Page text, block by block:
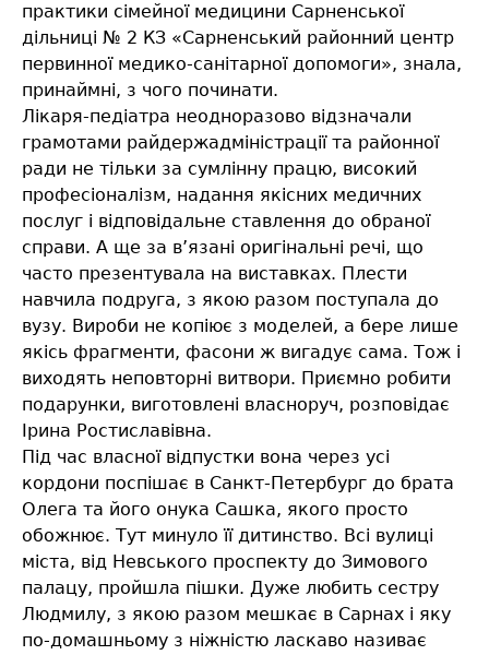
практики сімейної медицини Сарненської
дільниці № 2 КЗ «Сарненський районний центр
первинної медико-санітарної допомоги», знала,
принаймні, з чого починати.
Лікаря-педіатра неодноразово відзначали
грамотами райдержадміністрації та районної
ради не тільки за сумлінну працю, високий
професіоналізм, надання якісних медичних
послуг і відповідальне ставлення до обраної
справи. А ще за в’язані оригінальні речі, що
часто презентувала на виставках. Плести
навчила подруга, з якою разом поступала до
вузу. Вироби не копіює з моделей, а бере лише
якісь фрагменти, фасони ж вигадує сама. Тож і
виходять неповторні витвори. Приємно робити
подарунки, виготовлені власноруч, розповідає
Ірина Ростиславівна.
Під час власної відпустки вона через усі
кордони поспішає в Санкт-Петербург до брата
Олега та його онука Сашка, якого просто
обожнює. Тут минуло її дитинство. Всі вулиці
міста, від Невського проспекту до Зимового
палацу, пройшла пішки. Дуже любить сестру
Людмилу, з якою разом мешкає в Сарнах і яку
по-домашньому з ніжністю ласкаво називає